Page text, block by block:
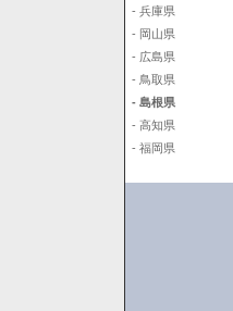
- 兵庫県
- 岡山県
- 広島県
- 鳥取県
- 島根県
- 高知県
- 福岡県